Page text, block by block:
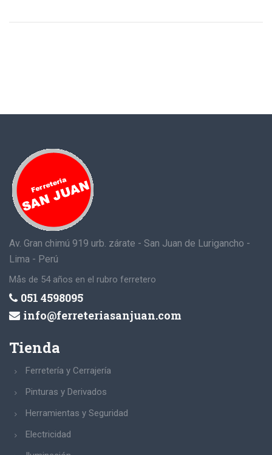
Av. Gran chimú 919 urb. zárate - San Juan de Lurigancho -
Lima - Perú
Mås de 54 años en el rubro ferretero
051 4598095
info@ferreteriasanjuan.com
Tienda
Ferretería y Cerrajería
Pinturas y Derivados
Herramientas y Seguridad
Electricidad